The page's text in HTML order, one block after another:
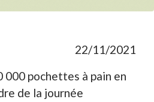
22/11/2021
pochettes à pain en
de la journée